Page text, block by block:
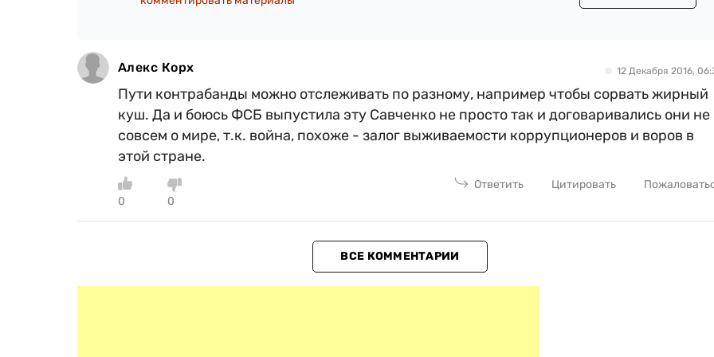
Алекс Корх 12 Декабря 2016,
Пути контрабанды можно отслеживать по разному, например чтобы сорвать жирный
куш. Да и боюсь ФСБ выпустила эту Савченко не просто так и договаривались они не
совсем о мире, т.к. война, похоже - залог выживаемости коррупционеров и воров в
этой стране.
0 0
Ответить Цитировать
ВСЕ КОММЕНТАРИИ